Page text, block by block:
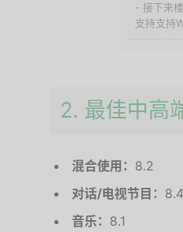
- 接下来
支持支持
2. 最佳中高
混合使用： 8.2
对话/电视节目： 8.4
音乐： 8.1